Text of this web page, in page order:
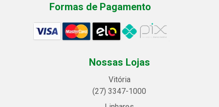
Formas de Pagamento
Nossas Lojas
Vitória
(27) 3347-1000